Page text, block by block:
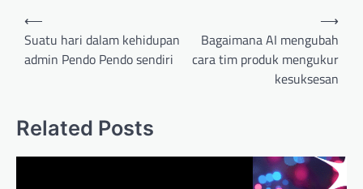
Post
navigation
⟵
Suatu hari dalam kehidupan
admin Pendo Pendo sendiri
Bagaimana AI mengubah
cara tim produk mengukur
kesuksesan
⟶
Related Posts